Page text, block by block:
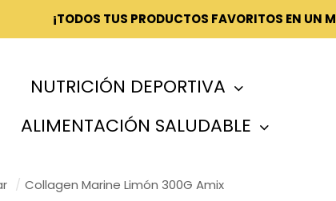
¡TODOS TUS PRODUCTOS FAVORITOS EN UN
NUTRICIÓN DEPORTIVA
ALIMENTACIÓN SALUDABLE
/ Collagen Marine Limón 300G Amix